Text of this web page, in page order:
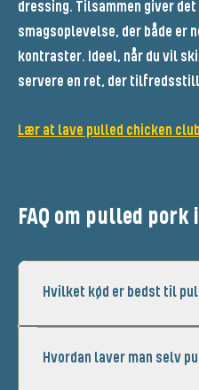
dressing. Tilsammen giver
smagsoplevelse, der både er
kontraster. Ideel, når du vil
servere en ret, der
Lær at lave pulled chicken
FAQ om pulled pork
Hvilket kød er bedst til
Hvordan laver man selv